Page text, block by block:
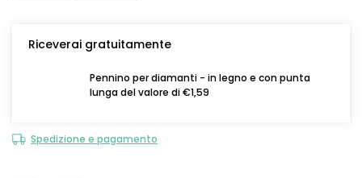
Riceverai gratuitamente
Pennino per diamanti - in legno e con punta
lunga del valore di €1,59
Spedizione e pagamento